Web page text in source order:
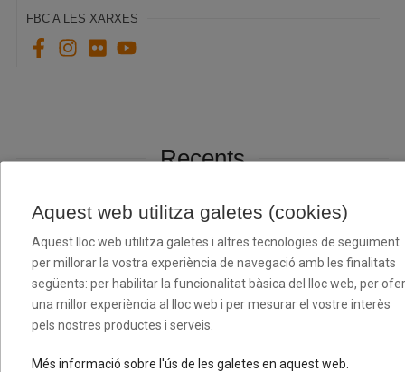
FBC A LES XARXES
Recents
Aquest web utilitza galetes (cookies)
Aquest lloc web utilitza galetes i altres tecnologies de seguiment
per millorar la vostra experiència de navegació amb les finalitats
següents: per habilitar la funcionalitat bàsica del lloc web, per
una millor experiència al lloc web i per mesurar el vostre interès
pels nostres productes i serveis.
Més informació sobre l'ús de les galetes en aquest web.